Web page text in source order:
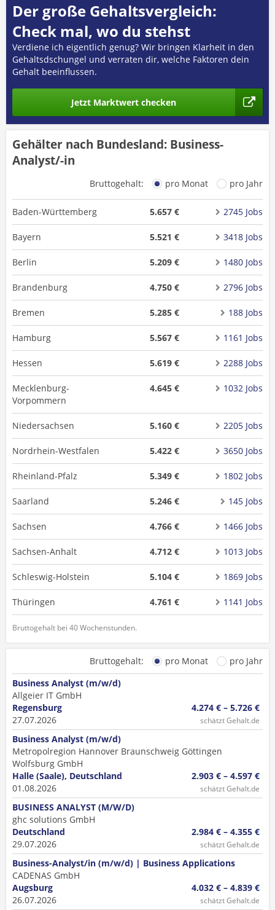
Der große Gehaltsvergleich:
Check mal, wo du stehst
Verdiene ich eigentlich genug? Wir bringen Klarheit in den
Gehaltsdschungel und verraten dir, welche Faktoren dein
Gehalt beeinflussen.
Jetzt Marktwert checken
Gehälter nach Bundesland: Business-
Analyst/-in
Bruttogehalt: pro Monat pro Jahr
Baden-Württemberg 5.657 € 2745 Jobs
Bayern 5.521 € 3418 Jobs
Berlin 5.209 € 1480 Jobs
Brandenburg 4.750 € 2796 Jobs
Bremen 5.285 € 188 Jobs
Hamburg 5.567 € 1161 Jobs
Hessen 5.619 € 2288 Jobs
Mecklenburg-
Vorpommern
4.645 € 1032 Jobs
Niedersachsen 5.160 € 2205 Jobs
Nordrhein-Westfalen 5.422 € 3650 Jobs
Rheinland-Pfalz 5.349 € 1802 Jobs
Saarland 5.246 € 145 Jobs
Sachsen 4.766 € 1466 Jobs
Sachsen-Anhalt 4.712 € 1013 Jobs
Schleswig-Holstein 5.104 € 1869 Jobs
Thüringen 4.761 € 1141 Jobs
Bruttogehalt bei 40 Wochenstunden.
Bruttogehalt: pro Monat
pro Jahr
Business Analyst (m/w/d)
Allgeier IT GmbH
Regensburg
27.07.2026
4.274 € – 5.726 €
schätzt Gehalt.de
Business Analyst (m/w/d)
Metropolregion Hannover Braunschweig Göttingen
Wolfsburg GmbH
Halle (Saale), Deutschland
01.08.2026
2.903 € – 4.597 €
schätzt Gehalt.de
BUSINESS ANALYST (M/W/D)
ghc solutions GmbH
Deutschland
29.07.2026
2.984 € – 4.355 €
schätzt Gehalt.de
Business-Analyst/in (m/w/d) | Business Applications
CADENAS GmbH
Augsburg
26.07.2026
4.032 € – 4.839 €
schätzt Gehalt.de